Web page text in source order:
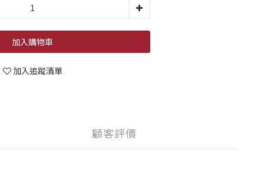
加入購物車
加入追蹤清單
顧客評價